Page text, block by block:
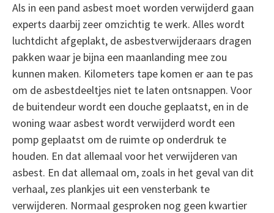
Als in een pand asbest moet worden verwijderd gaan
experts daarbij zeer omzichtig te werk. Alles wordt
luchtdicht afgeplakt, de asbestverwijderaars dragen
pakken waar je bijna een maanlanding mee zou
kunnen maken. Kilometers tape komen er aan te pas
om de asbestdeeltjes niet te laten ontsnappen. Voor
de buitendeur wordt een douche geplaatst, en in de
woning waar asbest wordt verwijderd wordt een
pomp geplaatst om de ruimte op onderdruk te
houden. En dat allemaal voor het verwijderen van
asbest. En dat allemaal om, zoals in het geval van dit
verhaal, zes plankjes uit een vensterbank te
verwijderen. Normaal gesproken nog geen kwartier